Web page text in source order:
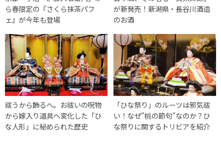
ら春限定の『さくら抹茶パフ
ェ』が今年も登場
が新発売！新潟県・長谷川酒造
のお酒
祓うから飾るへ。お祓いの呪物
から嫁入り道具へ変化した「ひ
な人形」に秘められた歴史
「ひな祭り」のルーツは邪気祓
い！なぜ”桃の節句”なのか？ひ
な祭りに関するトリビアを紹介